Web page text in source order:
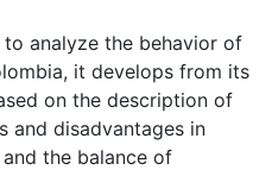
analyze the behavior of
it develops from its
on the description of
and disadvantages in
the balance of